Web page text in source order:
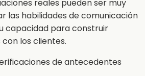
reales pueden ser muy
las habilidades de comunicación
capacidad para construir
los clientes.
de antecedentes